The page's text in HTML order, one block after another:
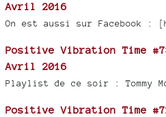
Avril 2016
On est aussi sur Facebook :
Positive Vibration Time
Avril 2016
Playlist de ce soir : Tommy
Positive Vibration Time